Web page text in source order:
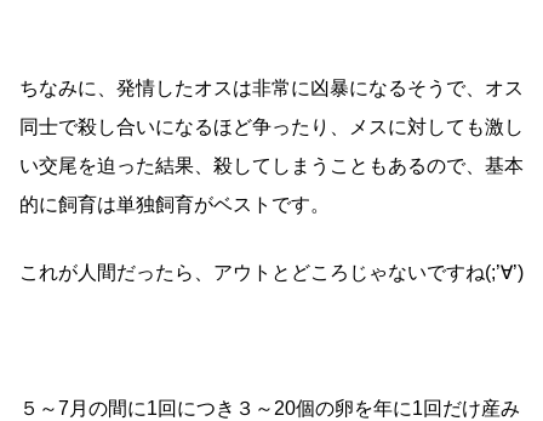
ちなみに、発情したオスは非常に凶暴になるそうで、オス
同士で殺し合いになるほど争ったり、メスに対しても激し
い交尾を迫った結果、殺してしまうこともあるので、基本
的に飼育は単独飼育がベストです。
これが人間だったら、アウトとどころじゃないですね(;’∀’)
５～7月の間に1回につき３～20個の卵を年に1回だけ産み